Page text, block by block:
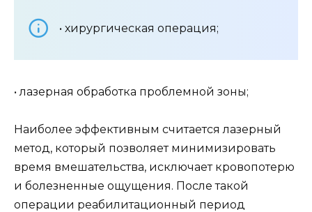
• хирургическая операция;
• лазерная обработка проблемной зоны;
Наиболее эффективным считается лазерный
метод, который позволяет минимизировать
время вмешательства, исключает кровопотерю
и болезненные ощущения. После такой
операции реабилитационный период